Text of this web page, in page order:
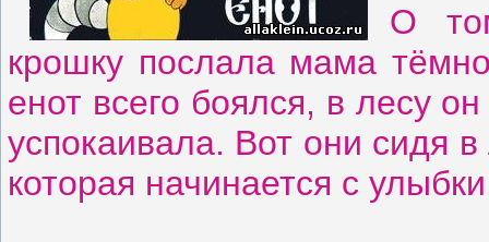
О
крошку послала мама
енот всего боялся, в лесу
успокаивала. Вот они сидя
которая начинается с